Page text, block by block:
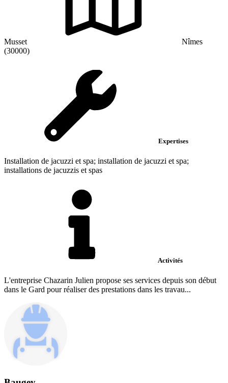
Musset
Nîmes
(30000)
Expertises
Installation de jacuzzi et spa; installation de jacuzzi et spa;
installations de jacuzzis et spas
Activités
L'entreprise Chazarin Julien propose ses services depuis son début
dans le Gard pour réaliser des prestations dans les travau...